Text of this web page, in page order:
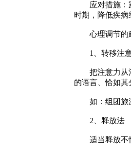
应对措施：家
时期，降低疾病
心理调节的
1、转移注
把注意力从消
的语言、恰如其
如：组团旅游
2、释放法
适当释放不愉